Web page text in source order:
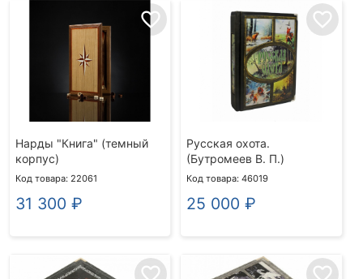
favorite_border
Нарды "Книга" (темный
корпус)
Код товара: 22061
31 300 ₽
favorite_border
Русская охота.
(Бутромеев В. П.)
Код товара: 46019
25 000 ₽
favorite_border favorite_border